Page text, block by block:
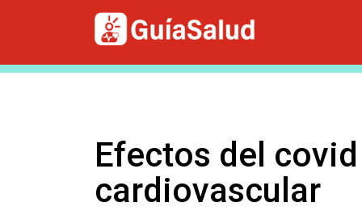
Efectos del
cardiovascular